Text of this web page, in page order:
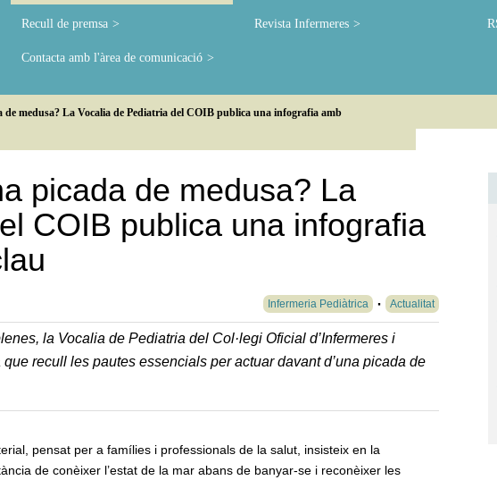
Recull de premsa Revista Infermeres
Contacta amb l'àrea de comunicació
medusa? La Vocalia de Pediatria del COIB publica una infografia amb
picada de medusa? La
COIB publica una infografia
Infermeria Pediàtrica Actualitat
la Vocalia de Pediatria del Col·legi Oficial d’Infermeres i
recull les pautes essencials per actuar davant d’una picada de
pensat per a famílies i professionals de la salut, insisteix en la
de conèixer l’estat de la mar abans de banyar-se i reconèixer les